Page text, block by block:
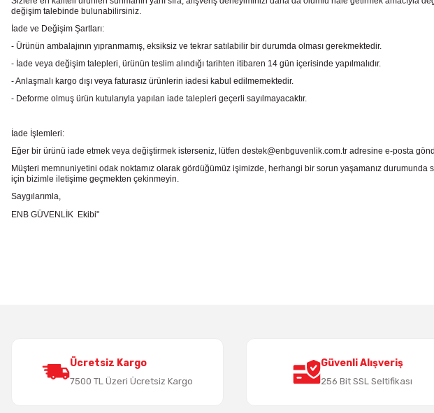
değişim talebinde bulunabilirsiniz.
İade ve Değişim Şartları:
- Ürünün ambalajının yıpranmamış, eksiksiz ve tekrar satılabilir bir durumda olması gerekmektedir.
- İade veya değişim talepleri, ürünün teslim alındığı tarihten itibaren 14 gün içerisinde yapılmalıdır.
- Anlaşmalı kargo dışı veya faturasız ürünlerin iadesi kabul edilmemektedir.
- Deforme olmuş ürün kutularıyla yapılan iade talepleri geçerli sayılmayacaktır.
İade İşlemleri:
Eğer bir ürünü iade etmek veya değiştirmek isterseniz, lütfen destek@enbguvenlik.com.tr adresine e-posta
Müşteri memnuniyetini odak noktamız olarak gördüğümüz işimizde, herhangi bir sorun yaşamanız
için bizimle iletişime geçmekten çekinmeyin.
Saygılarımla,
ENB GÜVENLİK Ekibi"
Bu ürüne benzer farklı alternatifler olmalı.
Ücretsiz Kargo
7500 TL Üzeri Ücretsiz Kargo
Güvenli Alışveriş
256 Bit SSL Seltifikası